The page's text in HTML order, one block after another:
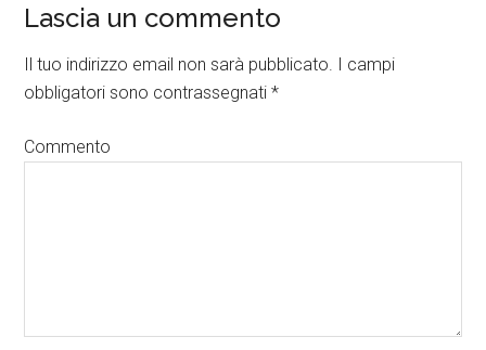
Lascia un commento
Il tuo indirizzo email non sarà pubblicato. I campi
obbligatori sono contrassegnati*
Commento